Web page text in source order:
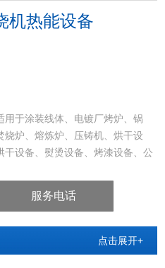
机热能设备
于涂装线体、电镀厂烤炉、锅
炉、熔炼炉、压铸机、烘干设
设备、熨烫设备、烤漆设备、公
服务电话
点击展开+